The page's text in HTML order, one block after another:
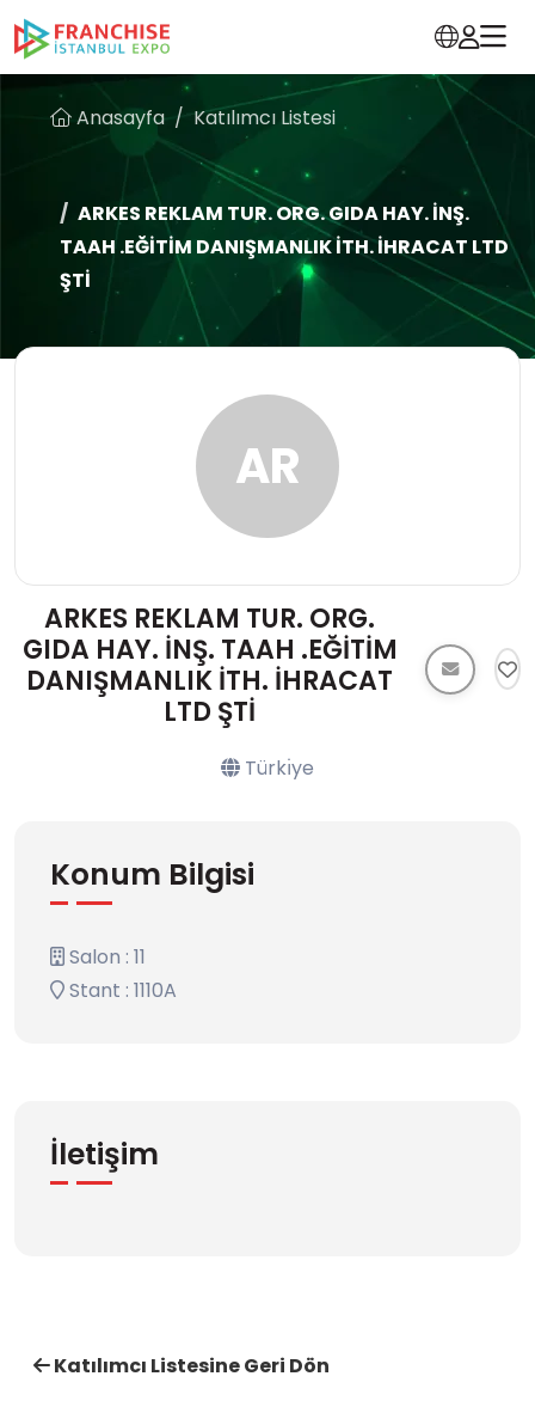
Anasayfa Katılımcı Listesi
ARKES REKLAM TUR. ORG. GIDA HAY. İNŞ.
TAAH .EĞİTİM DANIŞMANLIK İTH. İHRACAT LTD
ŞTİ
AR
ARKES REKLAM TUR. ORG.
GIDA HAY. İNŞ. TAAH .EĞİTİM
DANIŞMANLIK İTH. İHRACAT
LTD ŞTİ
Türkı̇ye
Konum Bilgisi
Salon : 11
Stant : 1110A
İletişim
Katılımcı Listesine Geri Dön